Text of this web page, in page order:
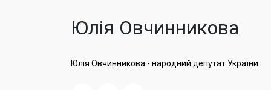
Юлія Овчинникова
Юлія Овчинникова - народний депутат України